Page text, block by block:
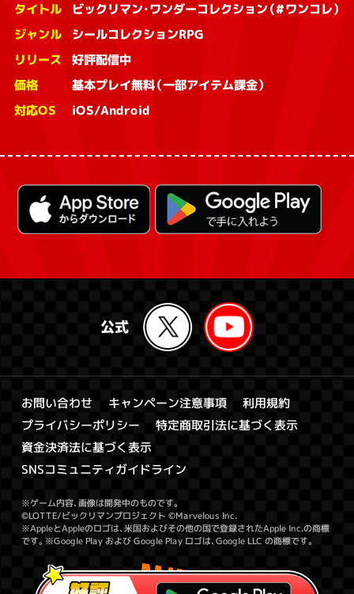
タイトル ビックリマン・ワンダーコレクション（#ワンコレ）
ジャンル シールコレクションRPG
リリース 好評配信中
価格 基本プレイ無料（一部アイテム課金）
対応OS iOS/Android
お問い合わせ キャンペーン注意事項 利用規約
プライバシーポリシー 特定商取引法に基づく表示
資金決済法に基づく表示
SNSコミュニティガイドライン
※ゲーム内容、画像は開発中のものです。
©LOTTE/ビックリマンプロジェクト ©Marvelous Inc.
※AppleとAppleのロゴは、米国およびその他の国で登録されたApple Inc.の商標
です。※Google Play および Google Play ロゴは、Google LLC の商標です。